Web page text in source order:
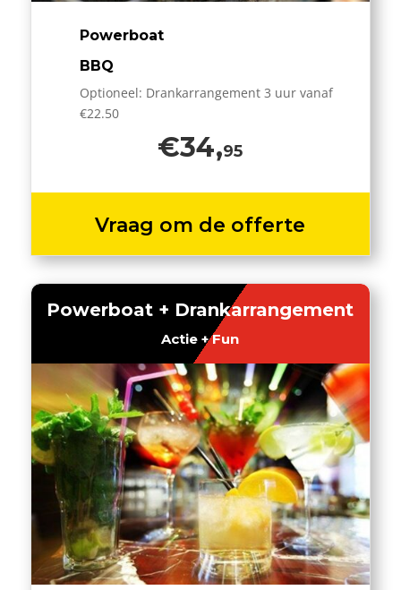
Powerboat
BBQ
Optioneel: Drankarrangement 3 uur vanaf
€22.50
€34,95
Vraag om de offerte
Powerboat + Drankarrangement
Actie + Fun